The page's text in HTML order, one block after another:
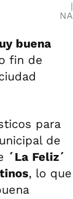
NA
buena
fin de
para
de
´La Feliz´
, lo que